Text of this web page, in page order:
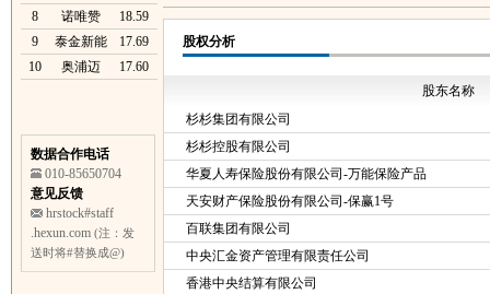
8
诺唯赞
18.59
9
泰金新能
17.69
10
奥浦迈 17.60
数据合作电话
010-85650704
意见反馈
hrstock#staff
.hexun.com (注：发
送时将#替换成@)
股权分析
股东名称
杉杉集团有限公司
杉杉控股有限公司
华夏人寿保险股份有限公司-万能保险产品
天安财产保险股份有限公司-保赢1号
百联集团有限公司
中央汇金资产管理有限责任公司
香港中央结算有限公司